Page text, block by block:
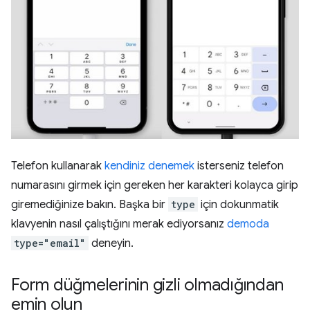
Telefon kullanarak kendiniz denemek isterseniz telefon
numarasını girmek için gereken her karakteri kolayca girip
giremediğinize bakın. Başka bir type için dokunmatik
klavyenin nasıl çalıştığını merak ediyorsanız demoda
type="email" deneyin.
Form düğmelerinin gizli olmadığından
emin olun